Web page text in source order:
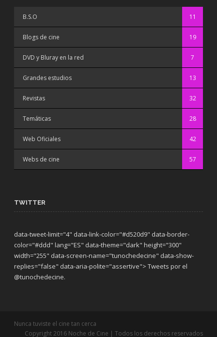
B.S.O 11
Blogs de cine 19
DVD y Bluray en la red 7
Grandes estudios 13
Revistas 32
Temáticas 28
Web Oficiales 42
Webs de cine 57
TWITTER
data-tweet-limit="4" data-link-color="#d520d9" data-border-
color="#ddd" lang="ES" data-theme="dark" height="300"
width="255" data-screen-name="tunochedecine" data-show-
replies="false" data-aria-polite="assertive"> Tweets por el
@tunochedecine.
Nunca tuviste el cine tan cerca
Copyright 2016 Noche de Cine | Todos los derechos reservados